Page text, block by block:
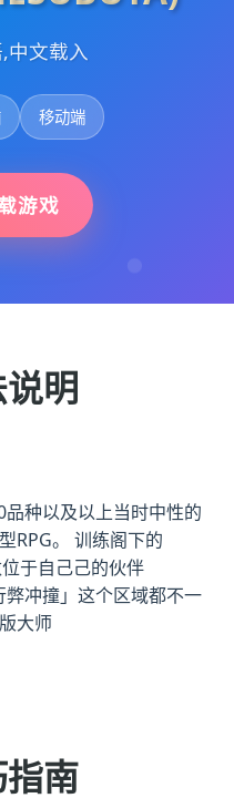
中文载入
移动端
游戏
明
种以及以上当时中性的
RPG。 训练阁下的
于自己己的伙伴
冲撞」这个区域都不一
大师
南